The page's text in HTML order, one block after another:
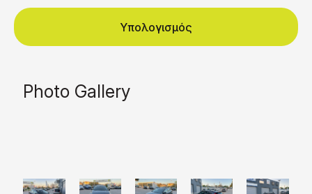
Υπολογισμός
Photo Gallery